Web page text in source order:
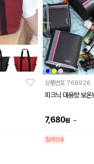
상품번호 768926
피크닉 대용량 보온
7,680원 ~
칼라인쇄